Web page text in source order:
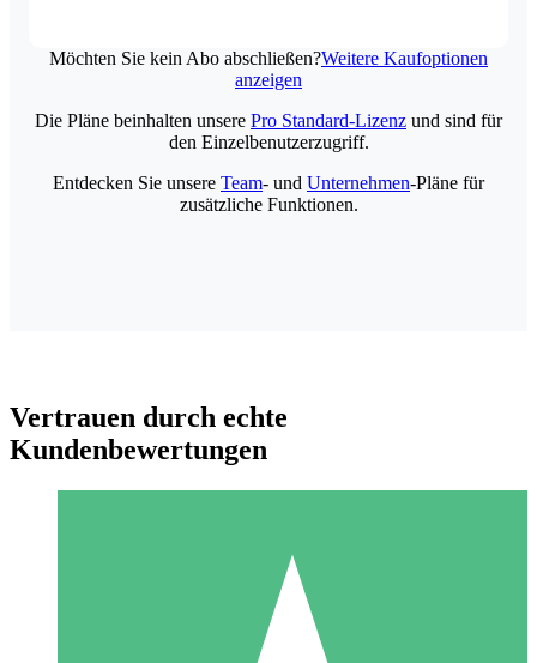
Möchten Sie kein Abo abschließen?Weitere Kaufoptionen
anzeigen
Individuelle Credit-Pakete
Die Pläne beinhalten unsere Pro Standard-Lizenz und sind für
den Einzelbenutzerzugriff.
Entdecken Sie unsere Team- und Unternehmen-Pläne für
zusätzliche Funktionen.
Vertrauen durch echte
Kundenbewertungen